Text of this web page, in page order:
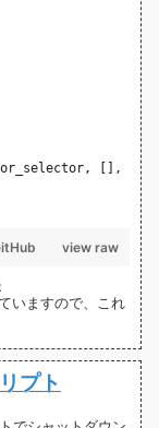
[],
view raw
いますので、これ
プト